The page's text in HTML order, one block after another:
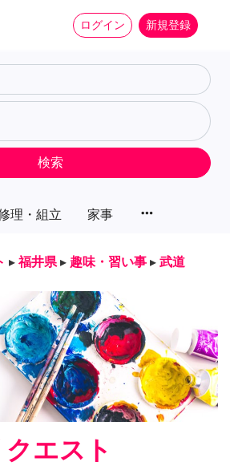
ログイン 新規登録
理・組立 家事 more_horiz
検索
▸ 福井県 ▸ 趣味・習い事 ▸ 武道
エスト